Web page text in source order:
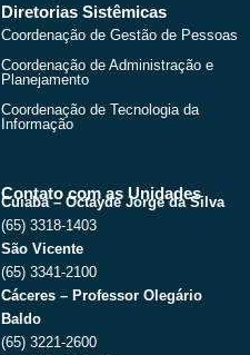
Diretorias Sistêmicas
Coordenação de Gestão de Pessoas
Coordenação de Administração e
Planejamento
Coordenação de Tecnologia da
Informação
Contato com as Unidades
Cuiabá – Octayde Jorge da Silva
(65) 3318-1403
São Vicente
(65) 3341-2100
Cáceres – Professor Olegário
Baldo
(65) 3221-2600